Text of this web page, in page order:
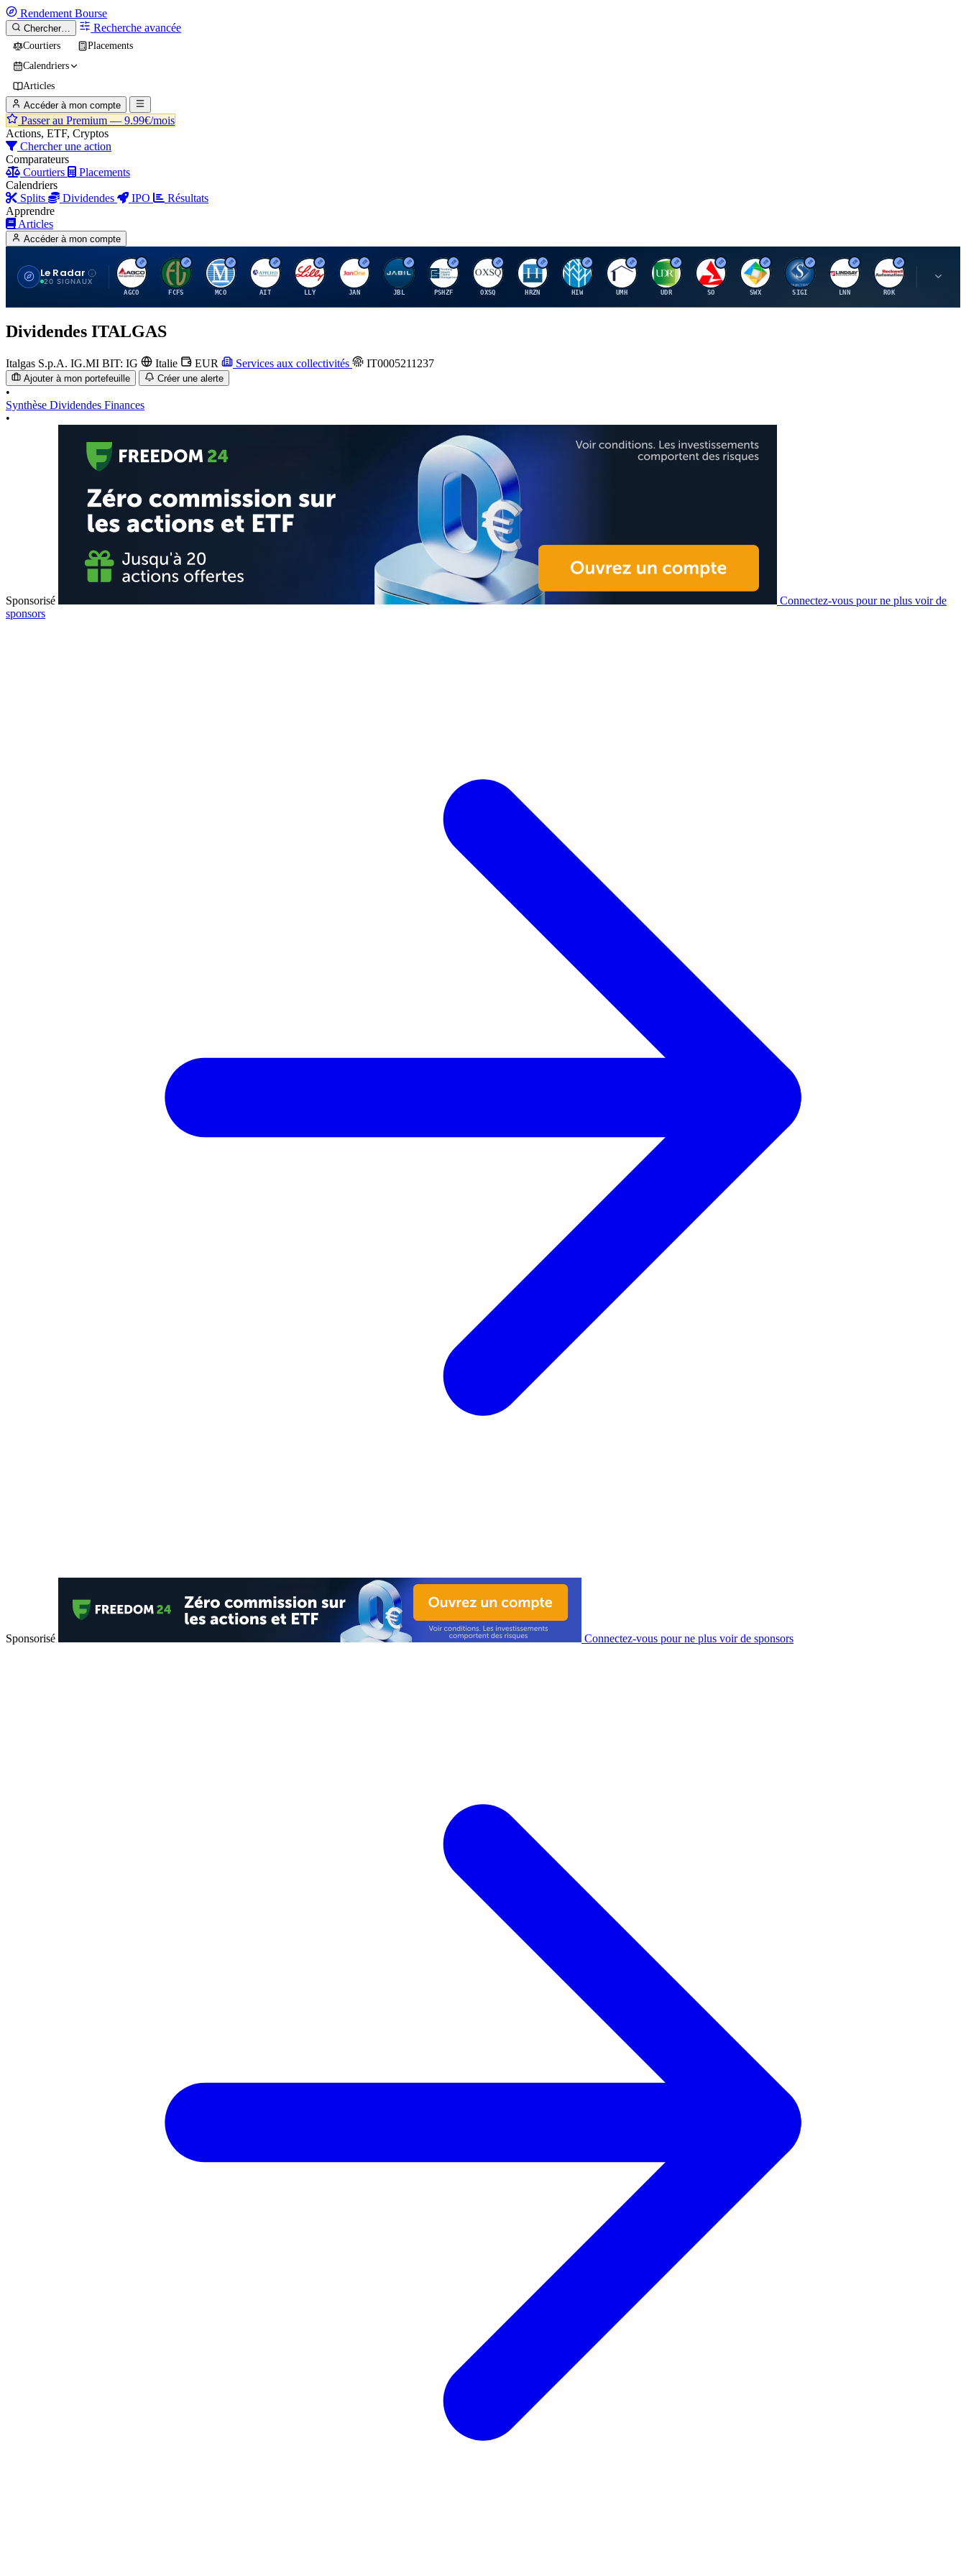
Rendement Bourse
Chercher… Recherche avancée
Courtiers
Placements
Calendriers
Articles
Accéder à mon compte
Passer au Premium — 9.99€/mois
Actions, ETF, Cryptos
Chercher une action
Comparateurs
Courtiers
Placements
Calendriers
Splits
Dividendes IPO
Résultats
Apprendre
Articles
Accéder à mon compte
Le Radar
20 SIGNAUX
A
AGCO
F
FCFS
M
MCO
A
AIT
E
LLY
J
JAN
J
JBL
P
PSHZF
O
OXSQ
H
HRZN
H
HIW
U
UMH
U
UDR
S
SO
S
SWX
S
SIGI
L
LNN
R
ROK
P
Dividendes ITALGAS
Italgas S.p.A. IG.MI BIT: IG Italie EUR Services aux collectivités IT0005211237
Ajouter à mon portefeuille Créer une alerte
•
Synthèse Dividendes Finances
•
Sponsorisé
Connectez-vous pour ne plus voir de
sponsors
Sponsorisé Connectez-vous pour ne plus voir de sponsors